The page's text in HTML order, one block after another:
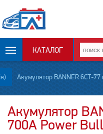
КАТАЛОГ
ОПЛАТА И
ДОСТАВКА
НОВОСТИ
Акумулятор BANNER 6СТ-77
Акумулятор
700А Power